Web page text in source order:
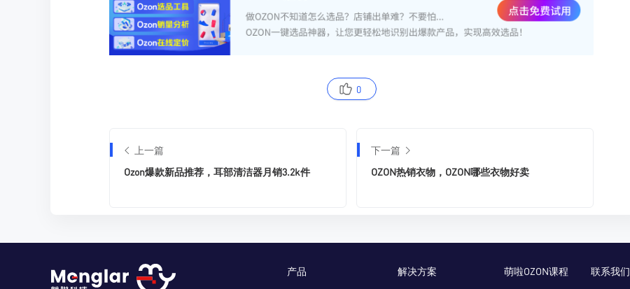
0
上一篇
Ozon爆款新品推荐，耳部清洁器月销3.2k件
下一篇
OZON热销衣物，OZON哪些衣物好卖
产品 解决方案 萌啦OZON课程 联系我们